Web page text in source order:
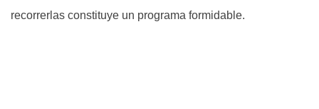
recorrerlas constituye un programa formidable.